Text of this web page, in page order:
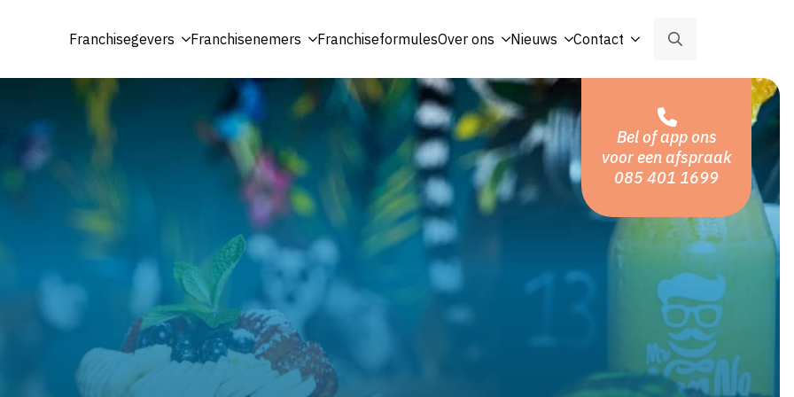
Franchisegevers Franchisenemers FranchiseformulesOver ons Nieuws Contact
Bel of app ons
voor een afspraak
085 401 1699